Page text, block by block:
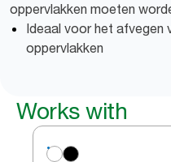
oppervlakken moeten
Ideaal voor het afvegen
oppervlakken
Works with